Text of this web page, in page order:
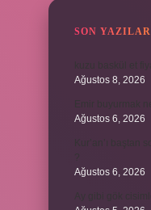
SON YAZILAR
Ağustos 8, 2026
Ağustos 6, 2026
Ağustos 6, 2026